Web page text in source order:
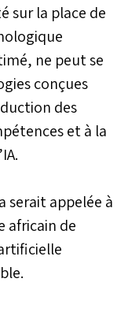
sur la place de
ne peut se
conçues
des
et à la
serait appelée à
africain de